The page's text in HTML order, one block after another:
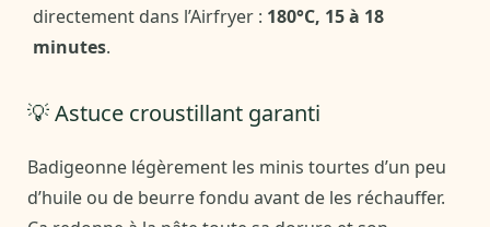
directement dans l’Airfryer : 180°C, 15 à 18
minutes.
💡 Astuce croustillant garanti
Badigeonne légèrement les minis tourtes d’un peu
d’huile ou de beurre fondu avant de les réchauffer.